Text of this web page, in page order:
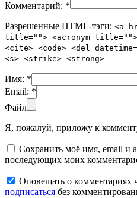
Комментарий: *
Разрешенные HTML-тэги: <a
title=""> <acronym
<cite> <code> <del
<s> <strike> <strong>
Имя: *
Email: *
Файл
Я, пожалуй, приложу к
Сохранить моё имя, email и
последующих моих
Оповещать о комментариях
подписаться без